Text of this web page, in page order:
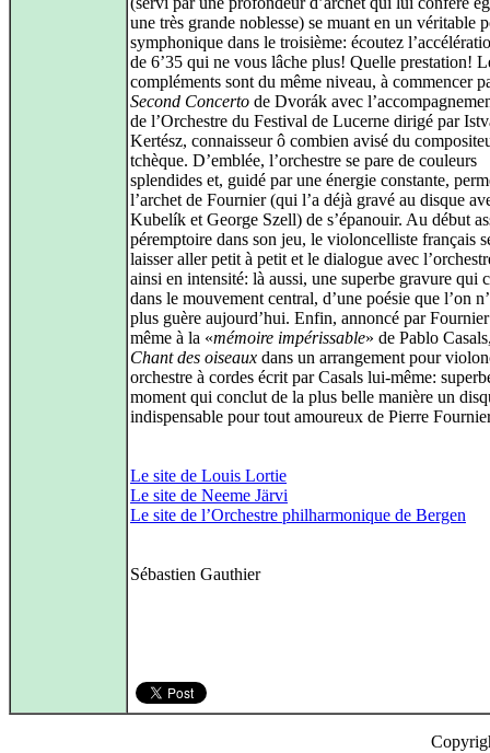
une très grande noblesse) se muant en un véritable
symphonique dans le troisième: écoutez
de 6’35 qui ne vous lâche plus! Quelle prestation!
compléments sont du même niveau, à commencer
Second Concerto de Dvorák avec
de l’Orchestre du Festival de Lucerne dirigé par
Kertész, connaisseur ô combien avisé du
tchèque. D’emblée, l’orchestre se pare de couleurs
splendides et, guidé par une énergie constante,
l’archet de Fournier (qui l’a déjà gravé au disque
Kubelík et George Szell) de s’épanouir. Au début
péremptoire dans son jeu, le violoncelliste français
laisser aller petit à petit et le dialogue avec
ainsi en intensité: là aussi, une superbe gravure qui
dans le mouvement central, d’une poésie que l’on
plus guère aujourd’hui. Enfin, annoncé par
même à la «mémoire impérissable» de Pablo
Chant des oiseaux dans un arrangement pour
orchestre à cordes écrit par Casals lui-même:
moment qui conclut de la plus belle manière un
indispensable pour tout amoureux de Pierre
Le site de Louis Lortie
Le site de Neeme Järvi
Le site de l’Orchestre philharmonique de Bergen
Sébastien Gauthier